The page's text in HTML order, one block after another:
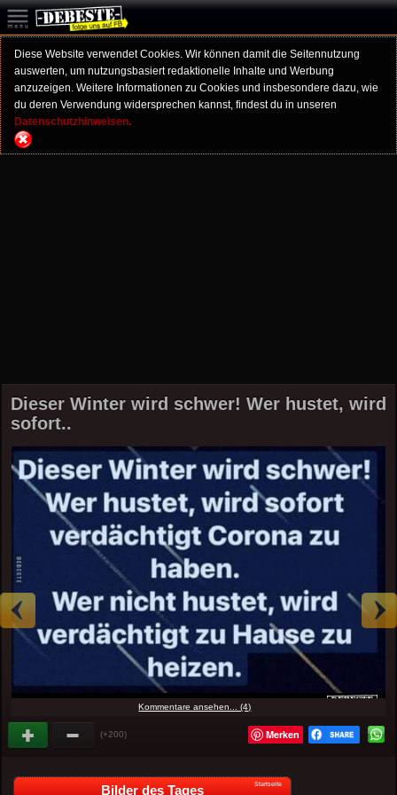
Diese Website verwendet Cookies. Wir können damit die Seitennutzung
auswerten, um nutzungsbasiert redaktionelle Inhalte und Werbung
anzuzeigen. Weitere Informationen zu Cookies und insbesondere dazu, wie
du deren Verwendung widersprechen kannst, findest du in unseren
Datenschutzhinweisen.
Dieser Winter wird schwer! Wer hustet, wird
sofort..
Kommentare ansehen... (4)
(+200) Merken
Bilder des Tages Startseite